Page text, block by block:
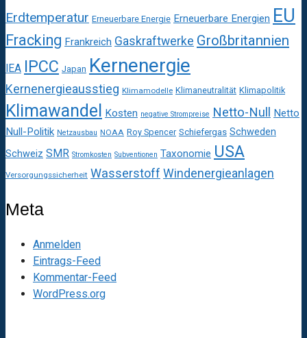
Erdtemperatur Erneuerbare Energie Erneuerbare Energien EU
Fracking Frankreich Gaskraftwerke Großbritannien
IEA IPCC Japan Kernenergie
Kernenergieausstieg Klimamodelle Klimaneutralität Klimapolitik
Klimawandel Kosten negative Strompreise Netto-Null
Netto
Null-Politik Netzausbau NOAA Roy Spencer Schiefergas Schweden
Schweiz SMR Stromkosten Subventionen Taxonomie USA
Versorgungssicherheit Wasserstoff Windenergieanlagen
Meta
Anmelden
Eintrags-Feed
Kommentar-Feed
WordPress.org